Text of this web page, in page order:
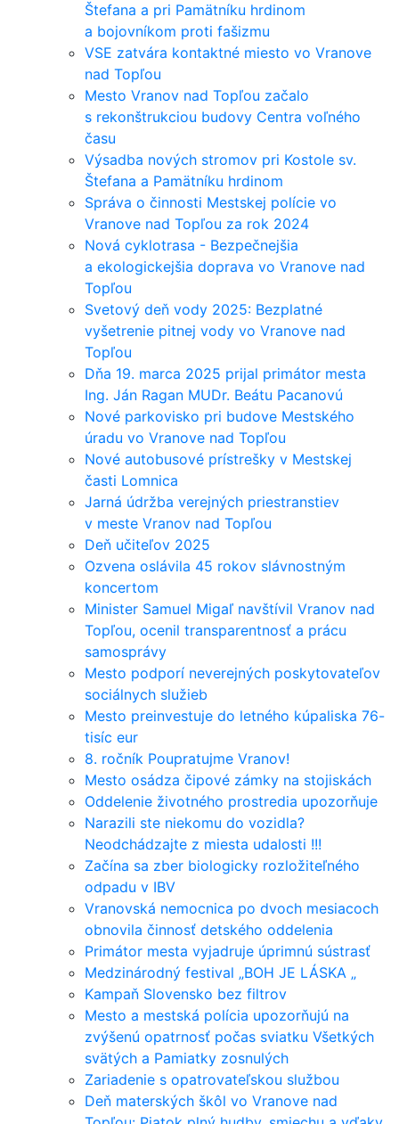
Štefana a pri Pamätníku hrdinom
a bojovníkom proti fašizmu
VSE zatvára kontaktné miesto vo Vranove
nad Topľou
Mesto Vranov nad Topľou začalo
s rekonštrukciou budovy Centra voľného
času
Výsadba nových stromov pri Kostole sv.
Štefana a Pamätníku hrdinom
Správa o činnosti Mestskej polície vo
Vranove nad Topľou za rok 2024
Nová cyklotrasa - Bezpečnejšia
a ekologickejšia doprava vo Vranove nad
Topľou
Svetový deň vody 2025: Bezplatné
vyšetrenie pitnej vody vo Vranove nad
Topľou
Dňa 19. marca 2025 prijal primátor mesta
Ing. Ján Ragan MUDr. Beátu Pacanovú
Nové parkovisko pri budove Mestského
úradu vo Vranove nad Topľou
Nové autobusové prístrešky v Mestskej
časti Lomnica
Jarná údržba verejných priestranstiev
v meste Vranov nad Topľou
Deň učiteľov 2025
Ozvena oslávila 45 rokov slávnostným
koncertom
Minister Samuel Migaľ navštívil Vranov nad
Topľou, ocenil transparentnosť a prácu
samosprávy
Mesto podporí neverejných poskytovateľov
sociálnych služieb
Mesto preinvestuje do letného kúpaliska 76-
tisíc eur
8. ročník Poupratujme Vranov!
Mesto osádza čipové zámky na stojiskách
Oddelenie životného prostredia upozorňuje
Narazili ste niekomu do vozidla?
Neodchádzajte z miesta udalosti !!!
Začína sa zber biologicky rozložiteľného
odpadu v IBV
Vranovská nemocnica po dvoch mesiacoch
obnovila činnosť detského oddelenia
Primátor mesta vyjadruje úprimnú sústrasť
Medzinárodný festival „BOH JE LÁSKA „
Kampaň Slovensko bez filtrov
Mesto a mestská polícia upozorňujú na
zvýšenú opatrnosť počas sviatku Všetkých
svätých a Pamiatky zosnulých
Zariadenie s opatrovateľskou službou
Deň materských škôl vo Vranove nad